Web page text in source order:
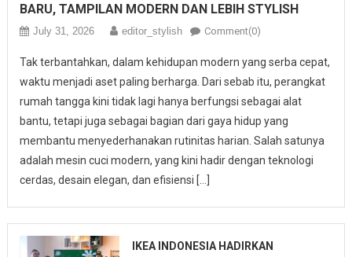
BARU, TAMPILAN MODERN DAN LEBIH STYLISH
July 31, 2026 editor_stylish Comment(0)
Tak terbantahkan, dalam kehidupan modern yang serba cepat,
waktu menjadi aset paling berharga. Dari sebab itu, perangkat
rumah tangga kini tidak lagi hanya berfungsi sebagai alat
bantu, tetapi juga sebagai bagian dari gaya hidup yang
membantu menyederhanakan rutinitas harian. Salah satunya
adalah mesin cuci modern, yang kini hadir dengan teknologi
cerdas, desain elegan, dan efisiensi […]
IKEA INDONESIA HADIRKAN